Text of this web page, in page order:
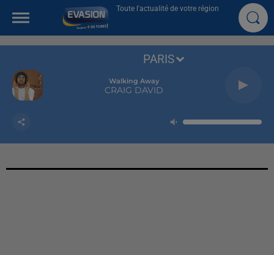
Toute l'actualité de votre région
Walking Away
CRAIG DAVID
PARIS